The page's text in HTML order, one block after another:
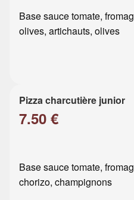
Base sauce tomate,
olives, artichauts, olives
Pizza charcutière junior
7.50 €
Base sauce tomate,
chorizo, champignons